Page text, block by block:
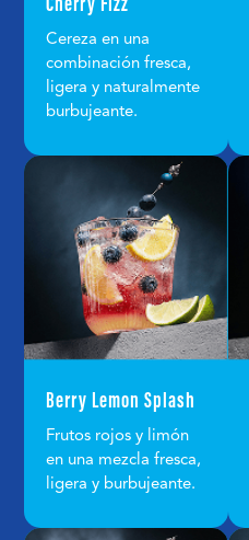
Cereza en una
combinación fresca,
ligera y naturalmente
burbujeante.
Berry Lemon Splash
Frutos rojos y limón
en una mezcla fresca,
ligera y burbujeante.